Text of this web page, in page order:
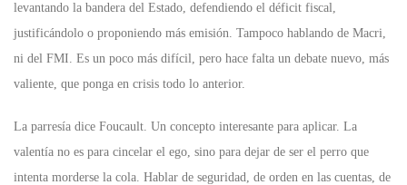
levantando la bandera del Estado, defendiendo el déficit fiscal,
justificándolo o proponiendo más emisión. Tampoco hablando de Macri,
ni del FMI. Es un poco más difícil, pero hace falta un debate nuevo, más
valiente, que ponga en crisis todo lo anterior.
La parresía dice Foucault. Un concepto interesante para aplicar. La
valentía no es para cincelar el ego, sino para dejar de ser el perro que
intenta morderse la cola. Hablar de seguridad, de orden en las cuentas, de